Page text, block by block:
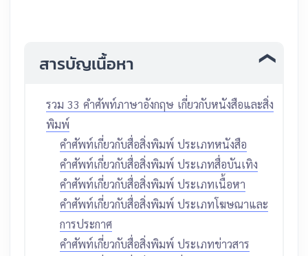
สารบัญเนื้อหา
รวม 33 คำศัพท์ภาษาอังกฤษ เกี่ยวกับหนังสือและสิ่ง
พิมพ์
คำศัพท์เกี่ยวกับสื่อสิ่งพิมพ์ ประเภทหนังสือ
คำศัพท์เกี่ยวกับสื่อสิ่งพิมพ์ ประเภทสื่อบันเทิง
คำศัพท์เกี่ยวกับสื่อสิ่งพิมพ์ ประเภทเนื้อหา
คำศัพท์เกี่ยวกับสื่อสิ่งพิมพ์ ประเภทโฆษณาและ
การประกาศ
คำศัพท์เกี่ยวกับสื่อสิ่งพิมพ์ ประเภทข่าวสาร